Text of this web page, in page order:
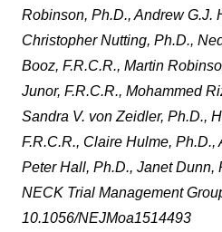
Robinson, Ph.D., Andrew G.J.
Christopher Nutting, Ph.D.,
Booz, F.R.C.R., Martin
Junor, F.R.C.R., Mohammed
Sandra V. von Zeidler, Ph.D.,
F.R.C.R., Claire Hulme, Ph.D.,
Peter Hall, Ph.D., Janet Dunn,
NECK Trial Management
10.1056/NEJMoa1514493